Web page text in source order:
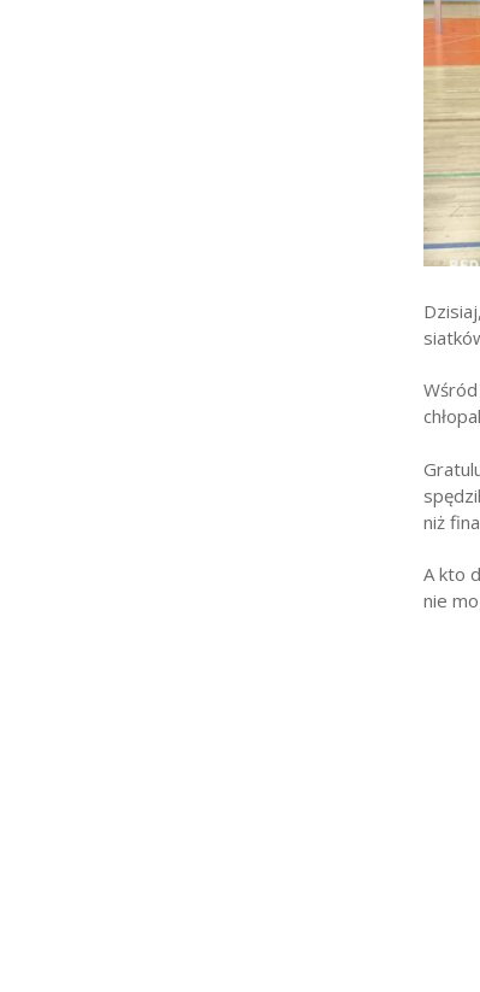
Bursa/Internat
Rekrutacja
Oferty pracy
Zadania
niż
A kto
nie